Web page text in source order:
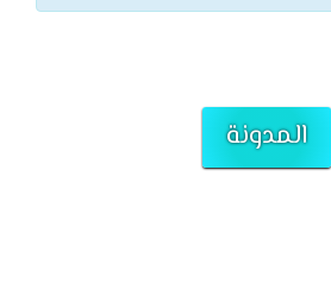
المدونة